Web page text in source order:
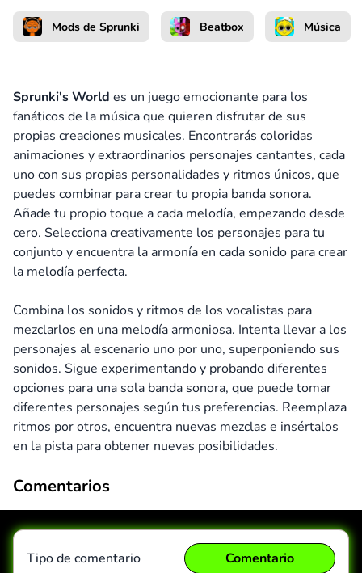
Mods de Sprunki Beatbox Música
Sprunki's World es un juego emocionante para los
fanáticos de la música que quieren disfrutar de sus
propias creaciones musicales. Encontrarás coloridas
animaciones y extraordinarios personajes cantantes, cada
uno con sus propias personalidades y ritmos únicos, que
puedes combinar para crear tu propia banda sonora.
Añade tu propio toque a cada melodía, empezando desde
cero. Selecciona creativamente los personajes para tu
conjunto y encuentra la armonía en cada sonido para crear
la melodía perfecta.
Combina los sonidos y ritmos de los vocalistas para
mezclarlos en una melodía armoniosa. Intenta llevar a los
personajes al escenario uno por uno, superponiendo sus
sonidos. Sigue experimentando y probando diferentes
opciones para una sola banda sonora, que puede tomar
diferentes personajes según tus preferencias. Reemplaza
ritmos por otros, encuentra nuevas mezclas e insértalos
en la pista para obtener nuevas posibilidades.
Comentarios
Tipo de comentario Comentario